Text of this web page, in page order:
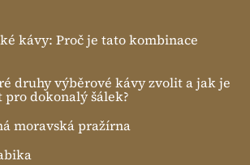
kávy: Proč je tato kombinace
druhy výběrové kávy zvolit a jak je
dokonalý šálek?
moravská pražírna